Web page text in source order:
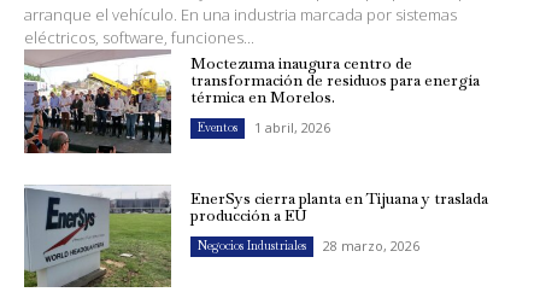
arranque el vehículo. En una industria marcada por sistemas
eléctricos, software, funciones...
Moctezuma inaugura centro de
transformación de residuos para energía
térmica en Morelos.
Eventos 1 abril, 2026
EnerSys cierra planta en Tijuana y traslada
producción a EU
Negocios Industriales 28 marzo, 2026